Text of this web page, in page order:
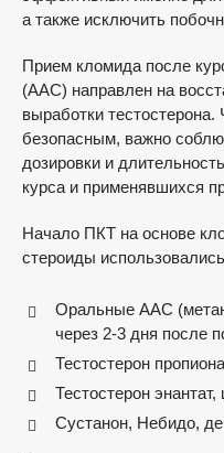
а также исключить
Прием кломида после
(ААС) направлен на
выработки
безопасным, важно
дозировки и
курса и применявшихся
Начало ПКТ на основе
стероиды
Оральные ААС
через 2-3 дня после
Тестостерон
Тестостерон
Сустанон, Небидо,